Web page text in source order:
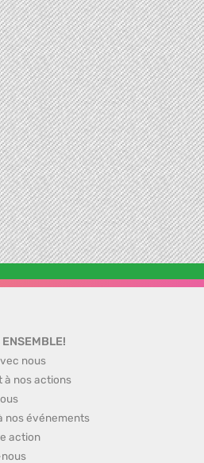
nous
à nos actions
nos événements
action